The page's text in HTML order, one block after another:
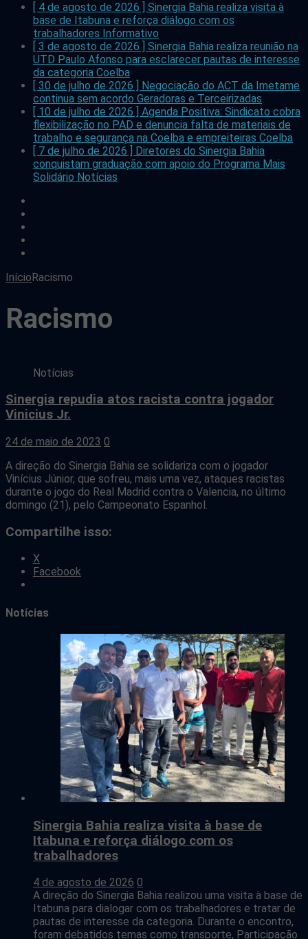
[ 4 de agosto de 2026 ] Sinergia Bahia realiza visita à
base de Itabuna e reforça diálogo com os
trabalhadores Informativo
[ 3 de agosto de 2026 ] Sinergia Bahia realiza reunião na
UTD Paulo Afonso para esclarecer pautas de interesse
da categoria Coelba
[ 30 de julho de 2026 ] Negociação do ACT da Imetame
continua sem acordo Geradoras e Terceirizadas
[ 10 de julho de 2026 ] Agenda Positiva: Sindicato cobra
flexibilização no PAD e denuncia falta de materiais de
trabalho e segurança na Coelba e empreiteiras Coelba
[ 7 de julho de 2026 ] Diretores do Sinergia Bahia
conquistam graduação com apoio do Programa Mais
Solidário Notícias
InícioRacismo
Racismo
Notícias
Sinergia repudia atos racista contra jogador
Vinicius Jr.
24 de maio de 2023 0
A direção do Sinergia Bahia se solidariza com o jogador
Vinícius Júnior, que sofreu, mais uma vez, ataques racistas
durante o jogo do Real Madrid contra o Valencia, no último
domingo (21), pelo Campeonato Espanhol.
Compartilhe isso:
X
Facebook
Notícias
Sinergia Bahia realiza visita à base de
Itabuna e reforça diálogo com os
trabalhadores
4 de agosto de 2026 0
A direção do Sinergia Bahia realizou uma visita à base de
Itabuna para dialogar com os trabalhadores e tratar de
pautas de interesse da categoria. Durante o encontro,
foram debatidos temas como transporte, Participação